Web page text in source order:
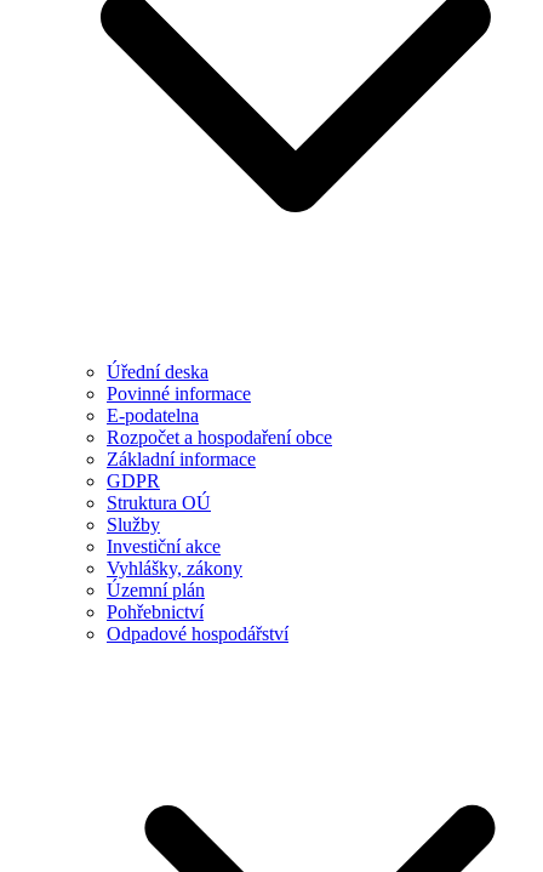
Úřední deska
Povinné informace
E-podatelna
Rozpočet a hospodaření obce
Základní informace
GDPR
Struktura OÚ
Služby
Investiční akce
Vyhlášky, zákony
Územní plán
Pohřebnictví
Odpadové hospodářství